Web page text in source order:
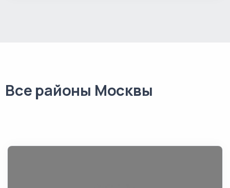
Все районы Москвы